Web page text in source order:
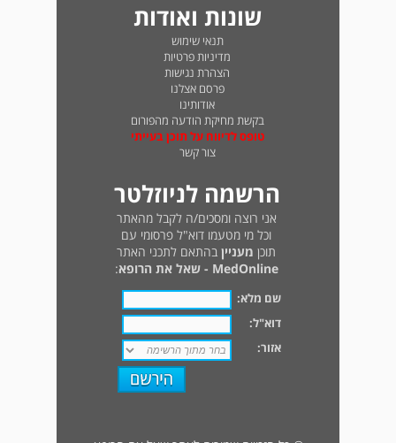
שונות ואודות
תנאי שימוש
מדיניות פרטיות
הצהרת נגישות
פרסם אצלנו
אודותינו
בקשת מחיקת הודעה מהפורום
טופס לדיווח על תוכן בעייתי
צור קשר
הרשמה לניוזלטר
אני רוצה ומסכים/ה לקבל מהאתר
וכל מי מטעמו דוא"ל פרסומי עם
תוכן מעניין בהתאם לתכני האתר
MedOnline - שאל את הרופא
:
שם מלא:
דוא"ל:
אזור: